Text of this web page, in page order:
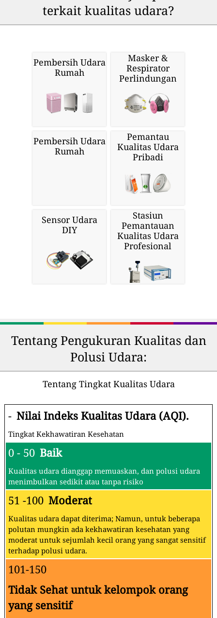
terkait kualitas udara?
Pembersih Udara
Rumah
Masker &
Respirator
Perlindungan
Pembersih Udara
Rumah
Pemantau
Kualitas Udara
Pribadi
Sensor Udara
DIY
Stasiun
Pemantauan
Kualitas Udara
Profesional
Tentang Pengukuran Kualitas dan
Polusi Udara:
Tentang Tingkat Kualitas Udara
- Nilai Indeks Kualitas Udara (AQI).
Tingkat Kekhawatiran Kesehatan
0 - 50 Baik
Kualitas udara dianggap memuaskan, dan polusi udara
menimbulkan sedikit atau tanpa risiko
51 -100 Moderat
Kualitas udara dapat diterima; Namun, untuk beberapa
polutan mungkin ada kekhawatiran kesehatan yang
moderat untuk sejumlah kecil orang yang sangat sensitif
terhadap polusi udara.
101-150
Tidak Sehat untuk kelompok orang
yang sensitif